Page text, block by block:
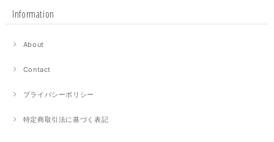
Information
About
Contact
プライバシーポリシー
特定商取引法に基づく表記